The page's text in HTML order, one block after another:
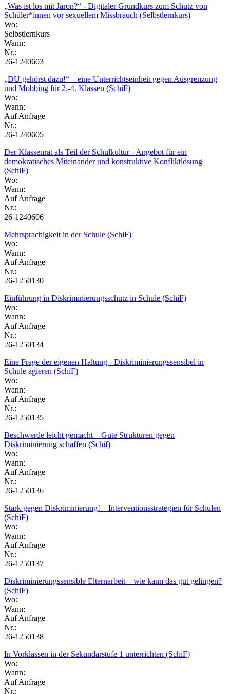
„Was ist los mit Jaron?“ - Digitaler Grundkurs zum Schutz von
Schüler*innen vor sexuellem Missbrauch (Selbstlernkurs)
Wo:
Selbstlernkurs
Wann:
Nr.:
26-1240603
„DU gehörst dazu!“ – eine Unterrichtseinheit gegen Ausgrenzung
und Mobbing für 2.-4. Klassen (SchiF)
Wo:
Wann:
Auf Anfrage
Nr.:
26-1240605
Der Klassenrat als Teil der Schulkultur - Angebot für ein
demokratisches Miteinander und konstruktive Konfliktlösung
(SchiF)
Wo:
Wann:
Auf Anfrage
Nr.:
26-1240606
Mehrsprachigkeit in der Schule (SchiF)
Wo:
Wann:
Auf Anfrage
Nr.:
26-1250130
Einführung in Diskriminierungsschutz in Schule (SchiF)
Wo:
Wann:
Auf Anfrage
Nr.:
26-1250134
Eine Frage der eigenen Haltung - Diskriminierungssensibel in
Schule agieren (SchiF)
Wo:
Wann:
Auf Anfrage
Nr.:
26-1250135
Beschwerde leicht gemacht – Gute Strukturen gegen
Diskriminierung schaffen (Schif)
Wo:
Wann:
Auf Anfrage
Nr.:
26-1250136
Stark gegen Diskriminierung! – Interventionsstrategien für Schulen
(SchiF)
Wo:
Wann:
Auf Anfrage
Nr.:
26-1250137
Diskriminierungssensible Elternarbeit – wie kann das gut gelingen?
(SchiF)
Wo:
Wann:
Auf Anfrage
Nr.:
26-1250138
In Vorklassen in der Sekundarstufe 1 unterrichten (SchiF)
Wo:
Wann:
Auf Anfrage
Nr.: